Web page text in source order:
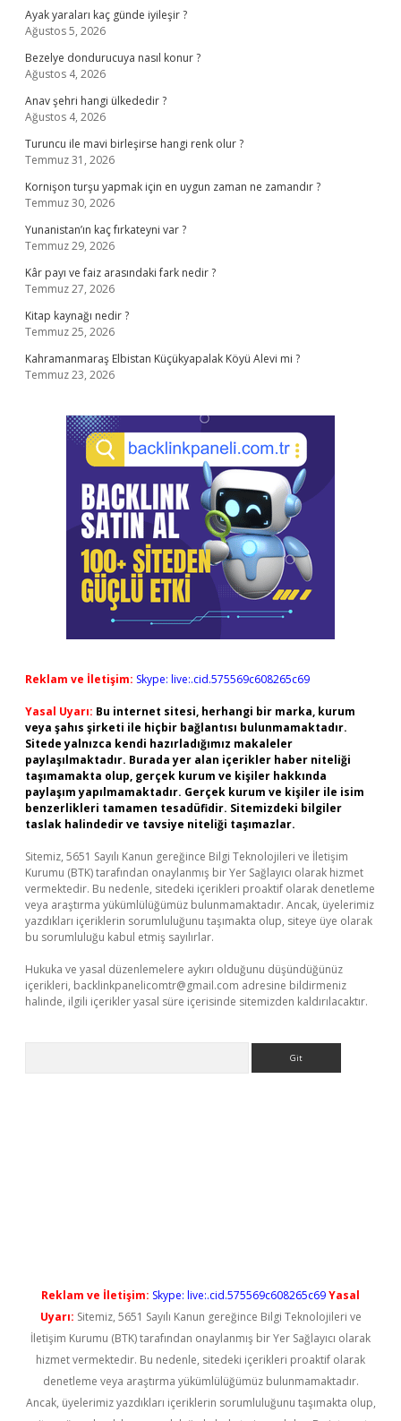
Ayak yaraları kaç günde iyileşir ?
Ağustos 5, 2026
Bezelye dondurucuya nasıl konur ?
Ağustos 4, 2026
Anav şehri hangi ülkededir ?
Ağustos 4, 2026
Turuncu ile mavi birleşirse hangi renk olur ?
Temmuz 31, 2026
Kornişon turşu yapmak için en uygun zaman ne zamandır ?
Temmuz 30, 2026
Yunanistan’ın kaç fırkateyni var ?
Temmuz 29, 2026
Kâr payı ve faiz arasındaki fark nedir ?
Temmuz 27, 2026
Kitap kaynağı nedir ?
Temmuz 25, 2026
Kahramanmaraş Elbistan Küçükyapalak Köyü Alevi mi ?
Temmuz 23, 2026
Reklam ve İletişim: Skype: live:.cid.575569c608265c69
Yasal Uyarı: Bu internet sitesi, herhangi bir marka, kurum
veya şahıs şirketi ile hiçbir bağlantısı bulunmamaktadır.
Sitede yalnızca kendi hazırladığımız makaleler
paylaşılmaktadır. Burada yer alan içerikler haber niteliği
taşımamakta olup, gerçek kurum ve kişiler hakkında
paylaşım yapılmamaktadır. Gerçek kurum ve kişiler ile isim
benzerlikleri tamamen tesadüfidir. Sitemizdeki bilgiler
taslak halindedir ve tavsiye niteliği taşımazlar.
Sitemiz, 5651 Sayılı Kanun gereğince Bilgi Teknolojileri ve İletişim
Kurumu (BTK) tarafından onaylanmış bir Yer Sağlayıcı olarak hizmet
vermektedir. Bu nedenle, sitedeki içerikleri proaktif olarak denetleme
veya araştırma yükümlülüğümüz bulunmamaktadır. Ancak, üyelerimiz
yazdıkları içeriklerin sorumluluğunu taşımakta olup, siteye üye olarak
bu sorumluluğu kabul etmiş sayılırlar.
Hukuka ve yasal düzenlemelere aykırı olduğunu düşündüğünüz
içerikleri, backlinkpanelicomtr@gmail.com adresine bildirmeniz
halinde, ilgili içerikler yasal süre içerisinde sitemizden kaldırılacaktır.
Reklam ve İletişim: Skype: live:.cid.575569c608265c69Yasal
Uyarı: Sitemiz, 5651 Sayılı Kanun gereğince Bilgi Teknolojileri ve
İletişim Kurumu (BTK) tarafından onaylanmış bir Yer Sağlayıcı olarak
hizmet vermektedir. Bu nedenle, sitedeki içerikleri proaktif olarak
denetleme veya araştırma yükümlülüğümüz bulunmamaktadır.
Ancak, üyelerimiz yazdıkları içeriklerin sorumluluğunu taşımakta olup,